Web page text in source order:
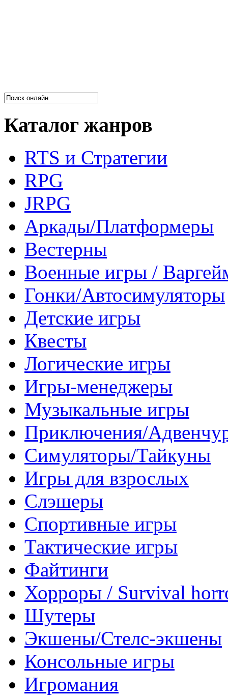
Каталог жанров
RTS и Стратегии
RPG
JRPG
Аркады/Платформеры
Вестерны
Военные игры /
Гонки/Автосимуляторы
Детские игры
Квесты
Логические игры
Игры-менеджеры
Музыкальные игры
Приключения/
Симуляторы/Тайкуны
Игры для взрослых
Слэшеры
Спортивные игры
Тактические игры
Файтинги
Хорроры / Survival
Шутеры
Экшены/Стелс-экшены
Консольные игры
Игромания